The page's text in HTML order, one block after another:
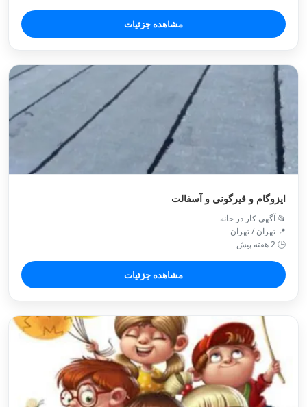
مشاهده جزئیات
ایزوگام و قیرگونی و آسفالت
📂 آگهی کار در خانه
📍 تهران / تهران
🕒 2 هفته پیش
مشاهده جزئیات